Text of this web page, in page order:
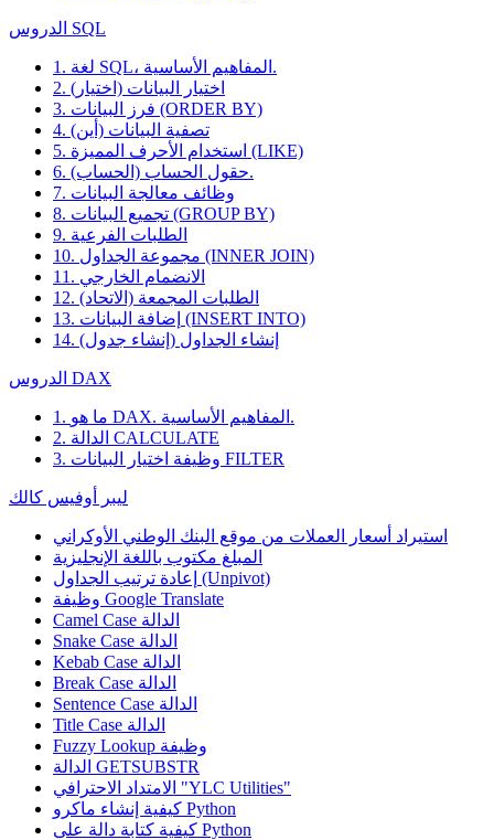
الدروس SQL
1. لغة SQL، المفاهيم الأساسية.
2. اختيار البيانات (اختيار)
3. فرز البيانات (ORDER BY)
4. تصفية البيانات (أين)
5. استخدام الأحرف المميزة (LIKE)
6. حقول الحساب (الحساب).
7. وظائف معالجة البيانات
8. تجميع البيانات (GROUP BY)
9. الطلبات الفرعية
10. مجموعة الجداول (INNER JOIN)
11. الانضمام الخارجي
12. الطلبات المجمعة (الاتحاد)
13. إضافة البيانات (INSERT INTO)
14. إنشاء الجداول (إنشاء جدول)
الدروس DAX
1. ما هو DAX. المفاهيم الأساسية.
2. الدالة CALCULATE
3. وظيفة اختيار البيانات FILTER
ليبر أوفيس كالك
استيراد أسعار العملات من موقع البنك الوطني الأوكراني
المبلغ مكتوب باللغة الإنجليزية
إعادة ترتيب الجداول (Unpivot)
Google Translate
Camel Case الدالة
Snake Case الدالة
Kebab Case الدالة
Break Case الدالة
Sentence Case الدالة
Title Case الدالة
Fuzzy Lookup وظيفة
الدالة GETSUBSTR
الامتداد الاحترافي "YLC Utilities"
كيفية إنشاء ماكرو Python
كيفية كتابة دالة على Python